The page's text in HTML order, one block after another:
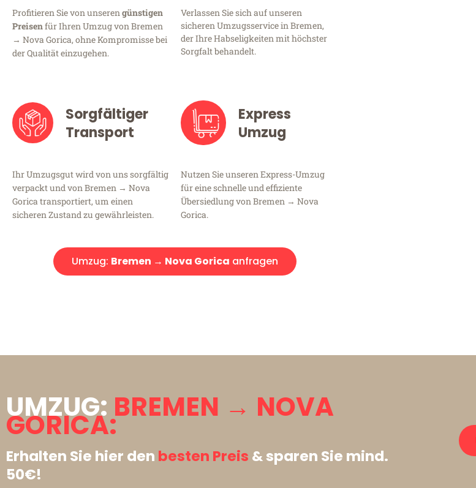
Profitieren Sie von unserengünstigen
Preisenfür Ihren Umzug von Bremen
→ Nova Gorica, ohne Kompromisse bei
der Qualität einzugehen.
Verlassen Sie sich auf unseren
sicheren Umzugsservice in Bremen,
der Ihre Habseligkeiten mit höchster
Sorgfalt behandelt.
Sorgfältiger
Transport
Ihr Umzugsgut wird von uns sorgfältig
verpackt und von Bremen → Nova
Gorica transportiert, um einen
sicheren Zustand zu gewährleisten.
Express
Umzug
Nutzen Sie unseren Express-Umzug
für eine schnelle und effiziente
Übersiedlung von Bremen → Nova
Gorica.
Umzug: Bremen → Nova Gorica anfragen
UMZUG: BREMEN → NOVA
GORICA:
Erhalten Sie hier den besten Preis & sparen Sie mind.
50€!